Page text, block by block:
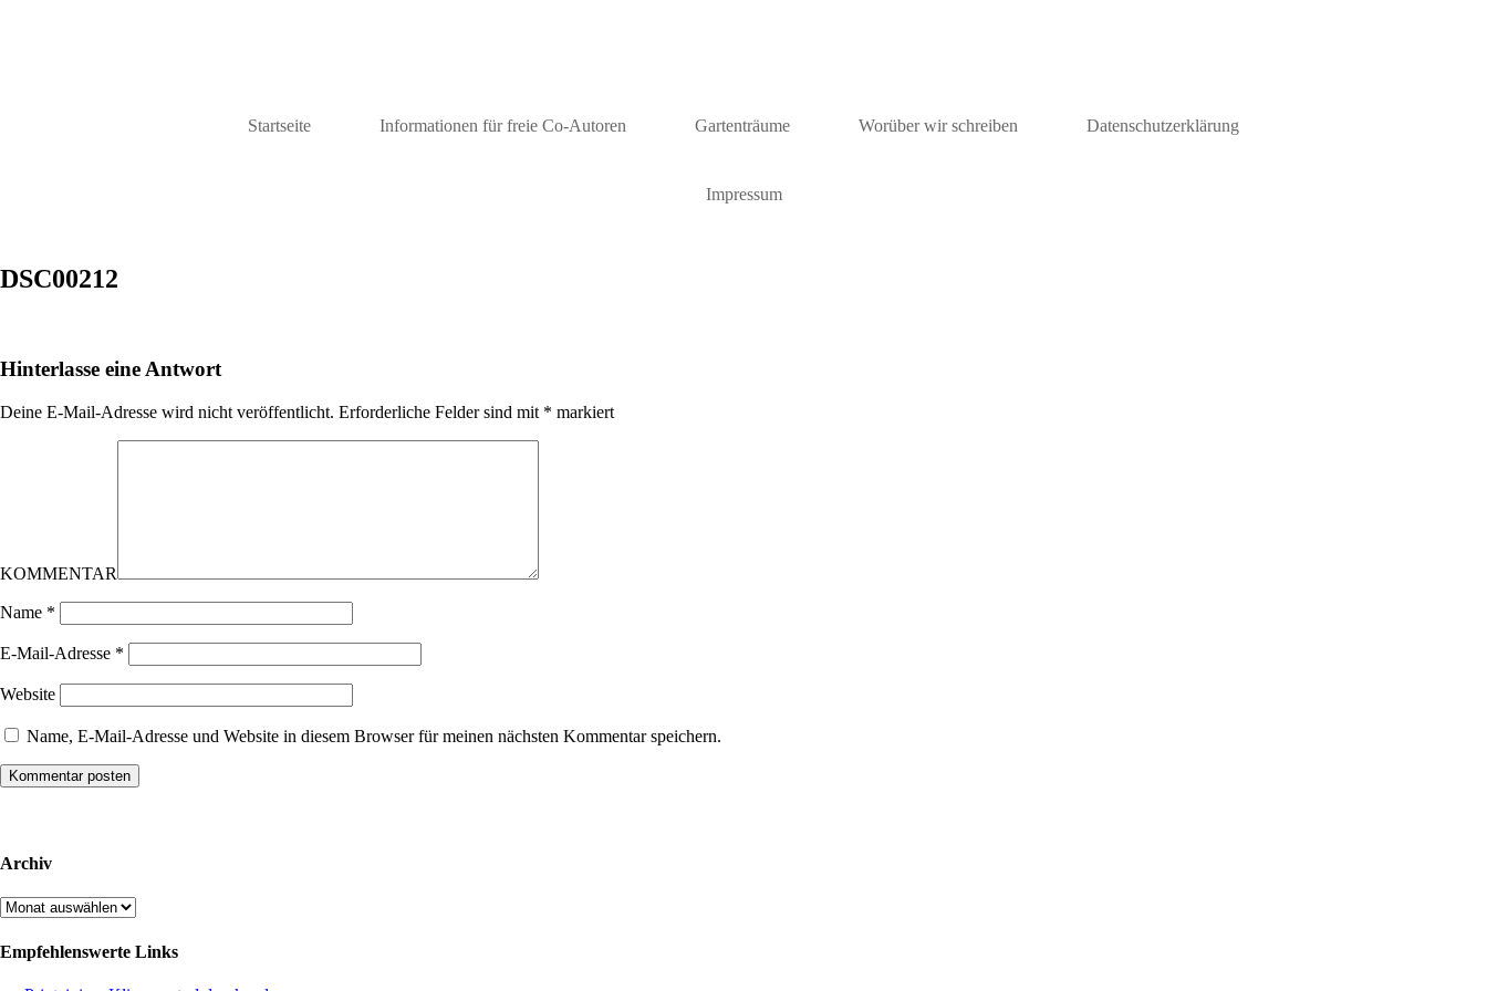
Startseite Informationen für freie Co-Autoren Gartenträume Worüber wir schreiben Datenschutzerklärung
Impressum
DSC00212
Hinterlasse eine Antwort
Deine E-Mail-Adresse wird nicht veröffentlicht. Erforderliche Felder sind mit * markiert
KOMMENTAR
Name *
E-Mail-Adresse *
Website
Name, E-Mail-Adresse und Website in diesem Browser für meinen nächsten Kommentar speichern.
Archiv
Archiv
Empfehlenswerte Links